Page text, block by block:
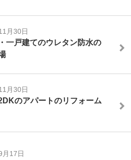
月30日
一戸建てのウレタン防水の
月30日
のアパートのリフォーム
月17日